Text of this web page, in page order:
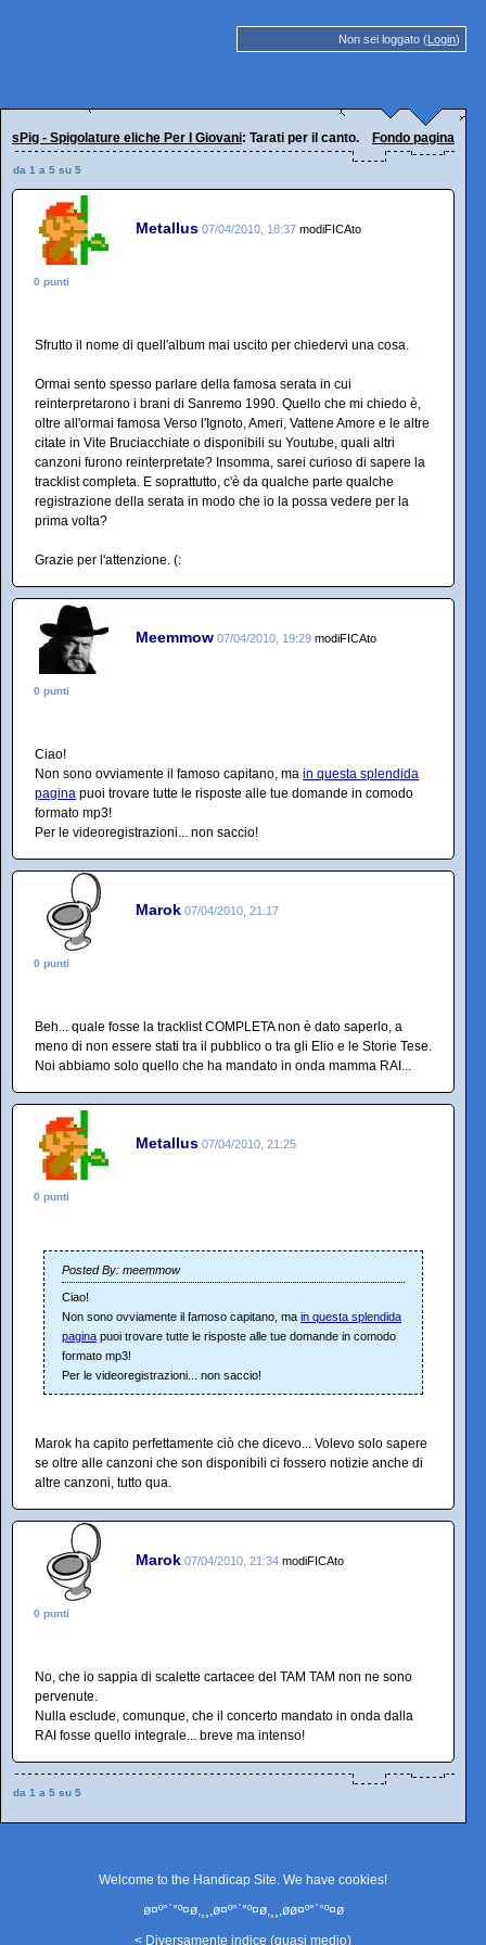
Non sei loggato (Login)
sPig - Spigolature eliche Per I Giovani: Tarati per il canto. Fondo pagina
da 1 a 5 su 5
Metallus 07/04/2010, 18:37 modiFICAto
0 punti
Sfrutto il nome di quell'album mai uscito per chiedervi una cosa.
Ormai sento spesso parlare della famosa serata in cui
reinterpretarono i brani di Sanremo 1990. Quello che mi chiedo è,
oltre all'ormai famosa Verso l'Ignoto, Ameri, Vattene Amore e le altre
citate in Vite Bruciacchiate o disponibili su Youtube, quali altri
canzoni furono reinterpretate? Insomma, sarei curioso di sapere la
tracklist completa. E soprattutto, c'è da qualche parte qualche
registrazione della serata in modo che io la possa vedere per la
prima volta?
Grazie per l'attenzione. (:
Meemmow 07/04/2010, 19:29 modiFICAto
0 punti
Ciao!
Non sono ovviamente il famoso capitano, ma in questa splendida
pagina puoi trovare tutte le risposte alle tue domande in comodo
formato mp3!
Per le videoregistrazioni... non saccio!
Marok 07/04/2010, 21:17
0 punti
Beh... quale fosse la tracklist COMPLETA non è dato saperlo, a
meno di non essere stati tra il pubblico o tra gli Elio e le Storie Tese.
Noi abbiamo solo quello che ha mandato in onda mamma RAI...
Metallus 07/04/2010, 21:25
0 punti
Posted By: meemmow
Ciao!
Non sono ovviamente il famoso capitano, ma in questa splendida
pagina puoi trovare tutte le risposte alle tue domande in comodo
formato mp3!
Per le videoregistrazioni... non saccio!
Marok ha capito perfettamente ciò che dicevo... Volevo solo sapere
se oltre alle canzoni che son disponibili ci fossero notizie anche di
altre canzoni, tutto qua.
Marok 07/04/2010, 21:34 modiFICAto
0 punti
No, che io sappia di scalette cartacee del TAM TAM non ne sono
pervenute.
Nulla esclude, comunque, che il concerto mandato in onda dalla
RAI fosse quello integrale... breve ma intenso!
da 1 a 5 su 5
Welcome to the Handicap Site. We have cookies!
ø¤º°`°º¤ø,¸¸,ø¤º°`°º¤ø,¸¸,øø¤º°`°º¤ø
< Diversamente indice (quasi medio)